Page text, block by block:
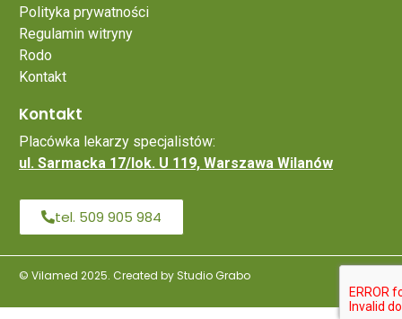
Polityka prywatności
Regulamin witryny
Rodo
Kontakt
Kontakt
Placówka lekarzy specjalistów:
ul. Sarmacka 17/lok. U 119, Warszawa Wilanów
tel. 509 905 984
© Vilamed 2025. Created by Studio Grabo